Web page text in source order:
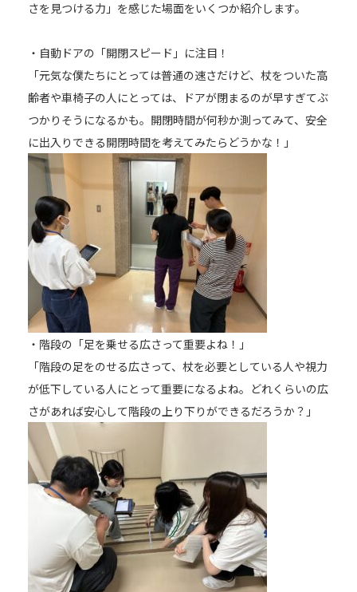
さを見つける力」を感じた場面をいくつか紹介します。
・自動ドアの「開閉スピード」に注目！
「元気な僕たちにとっては普通の速さだけど、杖をついた高
齢者や車椅子の人にとっては、ドアが閉まるのが早すぎてぶ
つかりそうになるかも。開閉時間が何秒か測ってみて、安全
に出入りできる開閉時間を考えてみたらどうかな！」
・階段の「足を乗せる広さって重要よね！」
「階段の足をのせる広さって、杖を必要としている人や視力
が低下している人にとって重要になるよね。どれくらいの広
さがあれば安心して階段の上り下りができるだろうか？」